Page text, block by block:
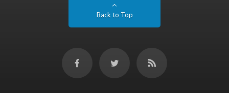
Back to Top